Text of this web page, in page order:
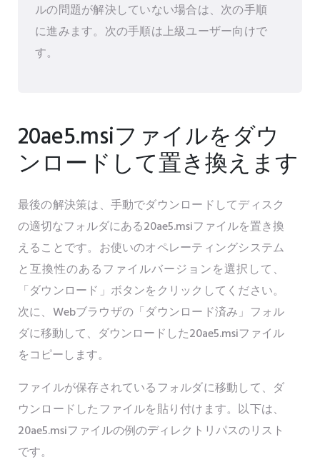
ルの問題が解決していない場合は、次の手順
に進みます。次の手順は上級ユーザー向けで
す。
20ae5.msiファイルをダウ
ンロードして置き換えます
最後の解決策は、手動でダウンロードしてディスク
の適切なフォルダにある20ae5.msiファイルを置き換
えることです。お使いのオペレーティングシステム
と互換性のあるファイルバージョンを選択して、
「ダウンロード」ボタンをクリックしてください。
次に、Webブラウザの「ダウンロード済み」フォル
ダに移動して、ダウンロードした20ae5.msiファイル
をコピーします。
ファイルが保存されているフォルダに移動して、ダ
ウンロードしたファイルを貼り付けます。以下は、
20ae5.msiファイルの例のディレクトリパスのリスト
です。